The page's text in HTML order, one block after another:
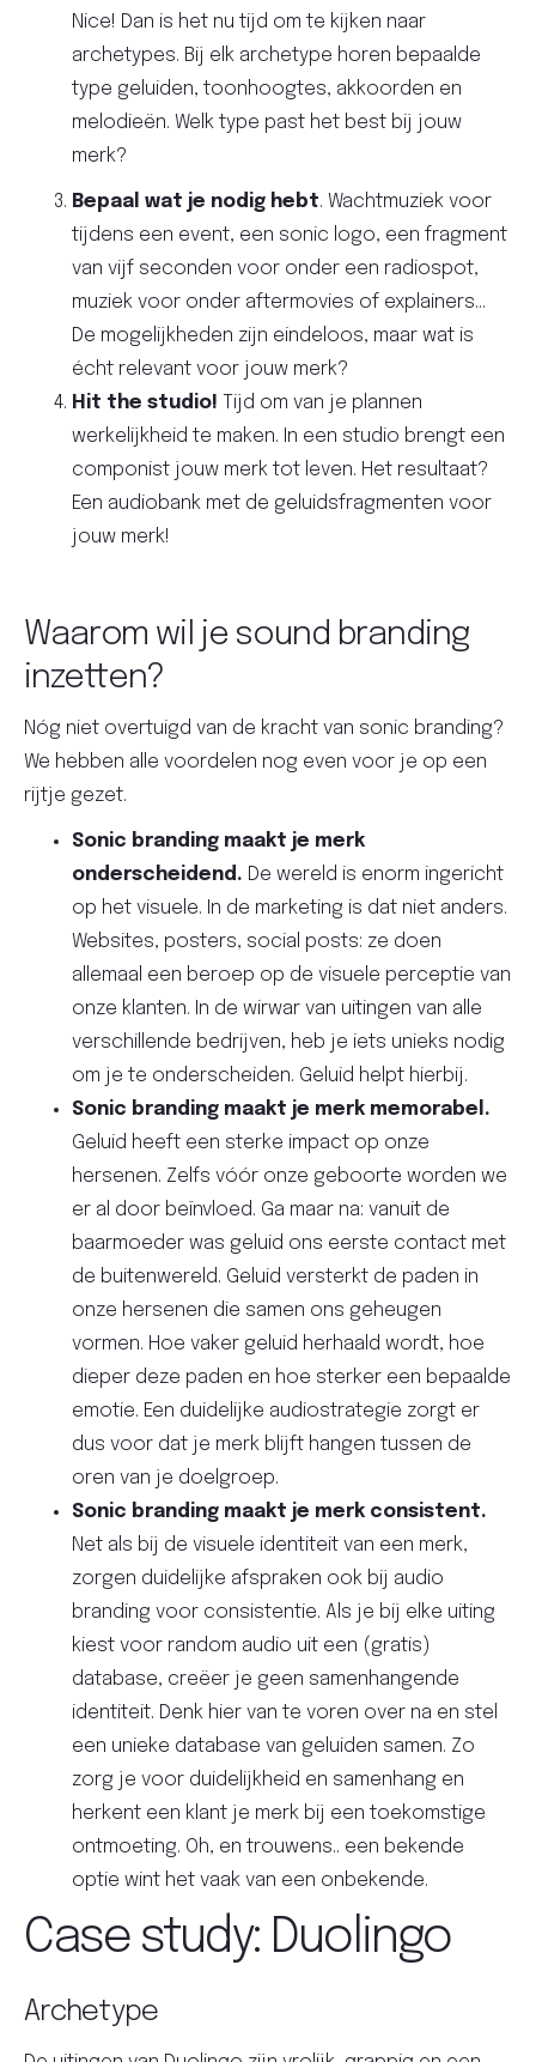
Nice! Dan is het nu tijd om te kijken naar
archetypes. Bij elk archetype horen bepaalde
type geluiden, toonhoogtes, akkoorden en
melodieën. Welk type past het best bij jouw
merk?
Bepaal wat je nodig hebt. Wachtmuziek voor
tijdens een event, een sonic logo, een fragment
van vijf seconden voor onder een radiospot,
muziek voor onder aftermovies of explainers…
De mogelijkheden zijn eindeloos, maar wat is
écht relevant voor jouw merk?
Hit the studio! Tijd om van je plannen
werkelijkheid te maken. In een studio brengt een
componist jouw merk tot leven. Het resultaat?
Een audiobank met de geluidsfragmenten voor
jouw merk!
Waarom wil je sound branding
inzetten?
Nóg niet overtuigd van de kracht van sonic branding?
We hebben alle voordelen nog even voor je op een
rijtje gezet.
Sonic branding maakt je merk
onderscheidend. De wereld is enorm ingericht
op het visuele. In de marketing is dat niet anders.
Websites, posters, social posts: ze doen
allemaal een beroep op de visuele perceptie van
onze klanten. In de wirwar van uitingen van alle
verschillende bedrijven, heb je iets unieks nodig
om je te onderscheiden. Geluid helpt hierbij.
Sonic branding maakt je merk memorabel.
Geluid heeft een sterke impact op onze
hersenen. Zelfs vóór onze geboorte worden we
er al door beïnvloed. Ga maar na: vanuit de
baarmoeder was geluid ons eerste contact met
de buitenwereld. Geluid versterkt de paden in
onze hersenen die samen ons geheugen
vormen. Hoe vaker geluid herhaald wordt, hoe
dieper deze paden en hoe sterker een bepaalde
emotie. Een duidelijke audiostrategie zorgt er
dus voor dat je merk blijft hangen tussen de
oren van je doelgroep.
Sonic branding maakt je merk consistent.
Net als bij de visuele identiteit van een merk,
zorgen duidelijke afspraken ook bij audio
branding voor consistentie. Als je bij elke uiting
kiest voor random audio uit een (gratis)
database, creëer je geen samenhangende
identiteit. Denk hier van te voren over na en stel
een unieke database van geluiden samen. Zo
zorg je voor duidelijkheid en samenhang en
herkent een klant je merk bij een toekomstige
ontmoeting. Oh, en trouwens.. een bekende
optie wint het vaak van een onbekende.
Case study: Duolingo
Archetype